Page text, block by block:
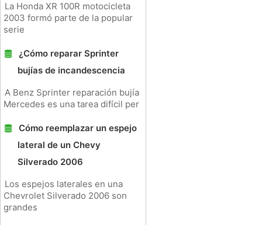
La Honda XR 100R motocicleta
2003 formó parte de la popular
serie
¿Cómo reparar Sprinter
bujías de incandescencia
A Benz Sprinter reparación bujía
Mercedes es una tarea difícil per
Cómo reemplazar un espejo
lateral de un Chevy
Silverado 2006
Los espejos laterales en una
Chevrolet Silverado 2006 son
grandes